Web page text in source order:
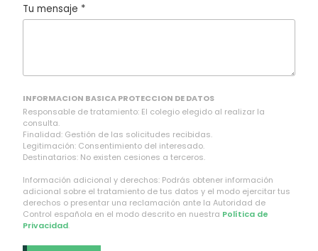
Tu mensaje *
INFORMACION BASICA PROTECCION DE DATOS
Responsable de tratamiento: El colegio elegido al realizar la
consulta.
Finalidad: Gestión de las solicitudes recibidas.
Legitimación: Consentimiento del interesado.
Destinatarios: No existen cesiones a terceros.
Información adicional y derechos: Podrás obtener información
adicional sobre el tratamiento de tus datos y el modo ejercitar tus
derechos o presentar una reclamación ante la Autoridad de
Control española en el modo descrito en nuestra Política de
Privacidad.